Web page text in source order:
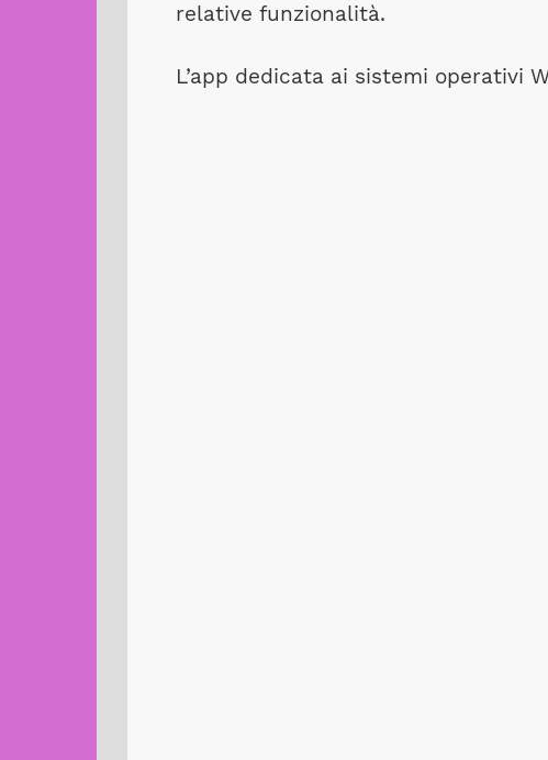
relative funzionalità.
L’app dedicata ai sistemi operativi